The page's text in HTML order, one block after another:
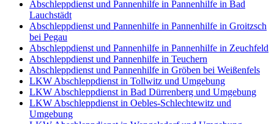
Abschleppdienst und Pannenhilfe in Pannenhilfe in Bad
Lauchstädt
Abschleppdienst und Pannenhilfe in Pannenhilfe in Groitzsch
bei Pegau
Abschleppdienst und Pannenhilfe in Pannenhilfe in Zeuchfeld
Abschleppdienst und Pannenhilfe in Teuchern
Abschleppdienst und Pannenhilfe in Gröben bei Weißenfels
LKW Abschleppdienst in Tollwitz und Umgebung
LKW Abschleppdienst in Bad Dürrenberg und Umgebung
LKW Abschleppdienst in Oebles-Schlechtewitz und
Umgebung